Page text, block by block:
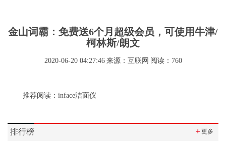
金山词霸：免费送6个月超级会员，可使用牛津/
柯林斯/朗文
2020-06-20 04:27:46 来源：互联网 阅读：760
推荐阅读： inface洁面仪
排行榜 ＋更多